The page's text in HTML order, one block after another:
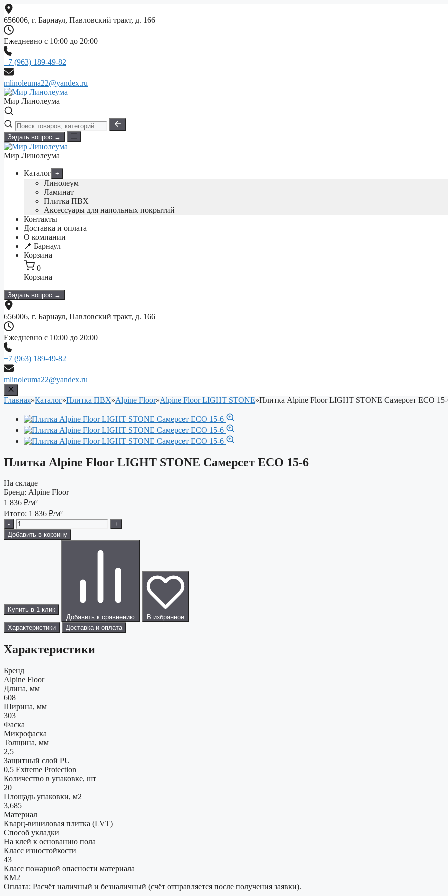
Перейти
к
содержимому
656006, г. Барнаул, Павловский тракт, д. 166
Ежедневно с 10:00 до 20:00
+7 (963) 189-49-82
mlinoleuma22@yandex.ru
Мир Линолеума
Задать вопрос →
Мир Линолеума
Каталог +
Линолеум
Ламинат
Плитка ПВХ
Аксессуары для напольных покрытий
Контакты
Доставка и оплата
О компании
📍 Барнаул
Корзина
0
Корзина
Задать вопрос →
656006, г. Барнаул, Павловский тракт, д. 166
Ежедневно с 10:00 до 20:00
+7 (963) 189-49-82
mlinoleuma22@yandex.ru
Главная»Каталог»Плитка ПВХ»Alpine Floor»Alpine Floor LIGHT STONE»Плитка Alpine Floor LIGHT STONE Самерсет ЕСО
Плитка Alpine Floor LIGHT STONE Самерсет ЕСО 15-6
На складе
Бренд: Alpine Floor
1 836 ₽/м²
Итого: 1 836 ₽/м²
-
+
Добавить в корзину
Купить в 1 клик
Добавить к сравнению
В избранное
Характеристики
Доставка и оплата
Характеристики
Бренд
Alpine Floor
Длина, мм
608
Ширина, мм
303
Фаска
Микрофаска
Толщина, мм
2,5
Защитный слой PU
0,5 Extreme Protection
Количество в упаковке, шт
20
Площадь упаковки, м2
3,685
Материал
Кварц-виниловая плитка (LVT)
Способ укладки
На клей к основанию пола
Класс изностойкости
43
Класс пожарной опасности материала
КМ2
Оплата: Расчёт наличный и безналичный (счёт отправляется после получения заявки).